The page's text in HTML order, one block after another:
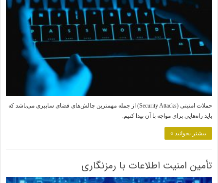
حملات امنیتی (Security Attacks) از جمله مهمترین چالش‌های فضای سایبری می‌باشد که
باید راه‌هایی برای مواجه با آن پیدا کنیم.
بیشتر بخوانید »
تأمین امنیت اطلاعات با رمزنگاری